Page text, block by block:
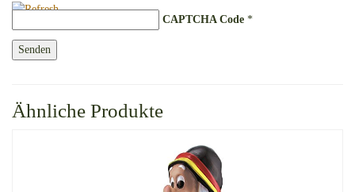
CAPTCHA Code *
Ähnliche Produkte